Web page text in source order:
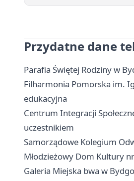
Przydatne dane
Parafia Świętej Rodziny w
Filharmonia Pomorska im.
edukacyjna
Centrum Integracji
uczestnikiem
Samorządowe Kolegium
Młodzieżowy Dom Kultury
Galeria Miejska bwa w